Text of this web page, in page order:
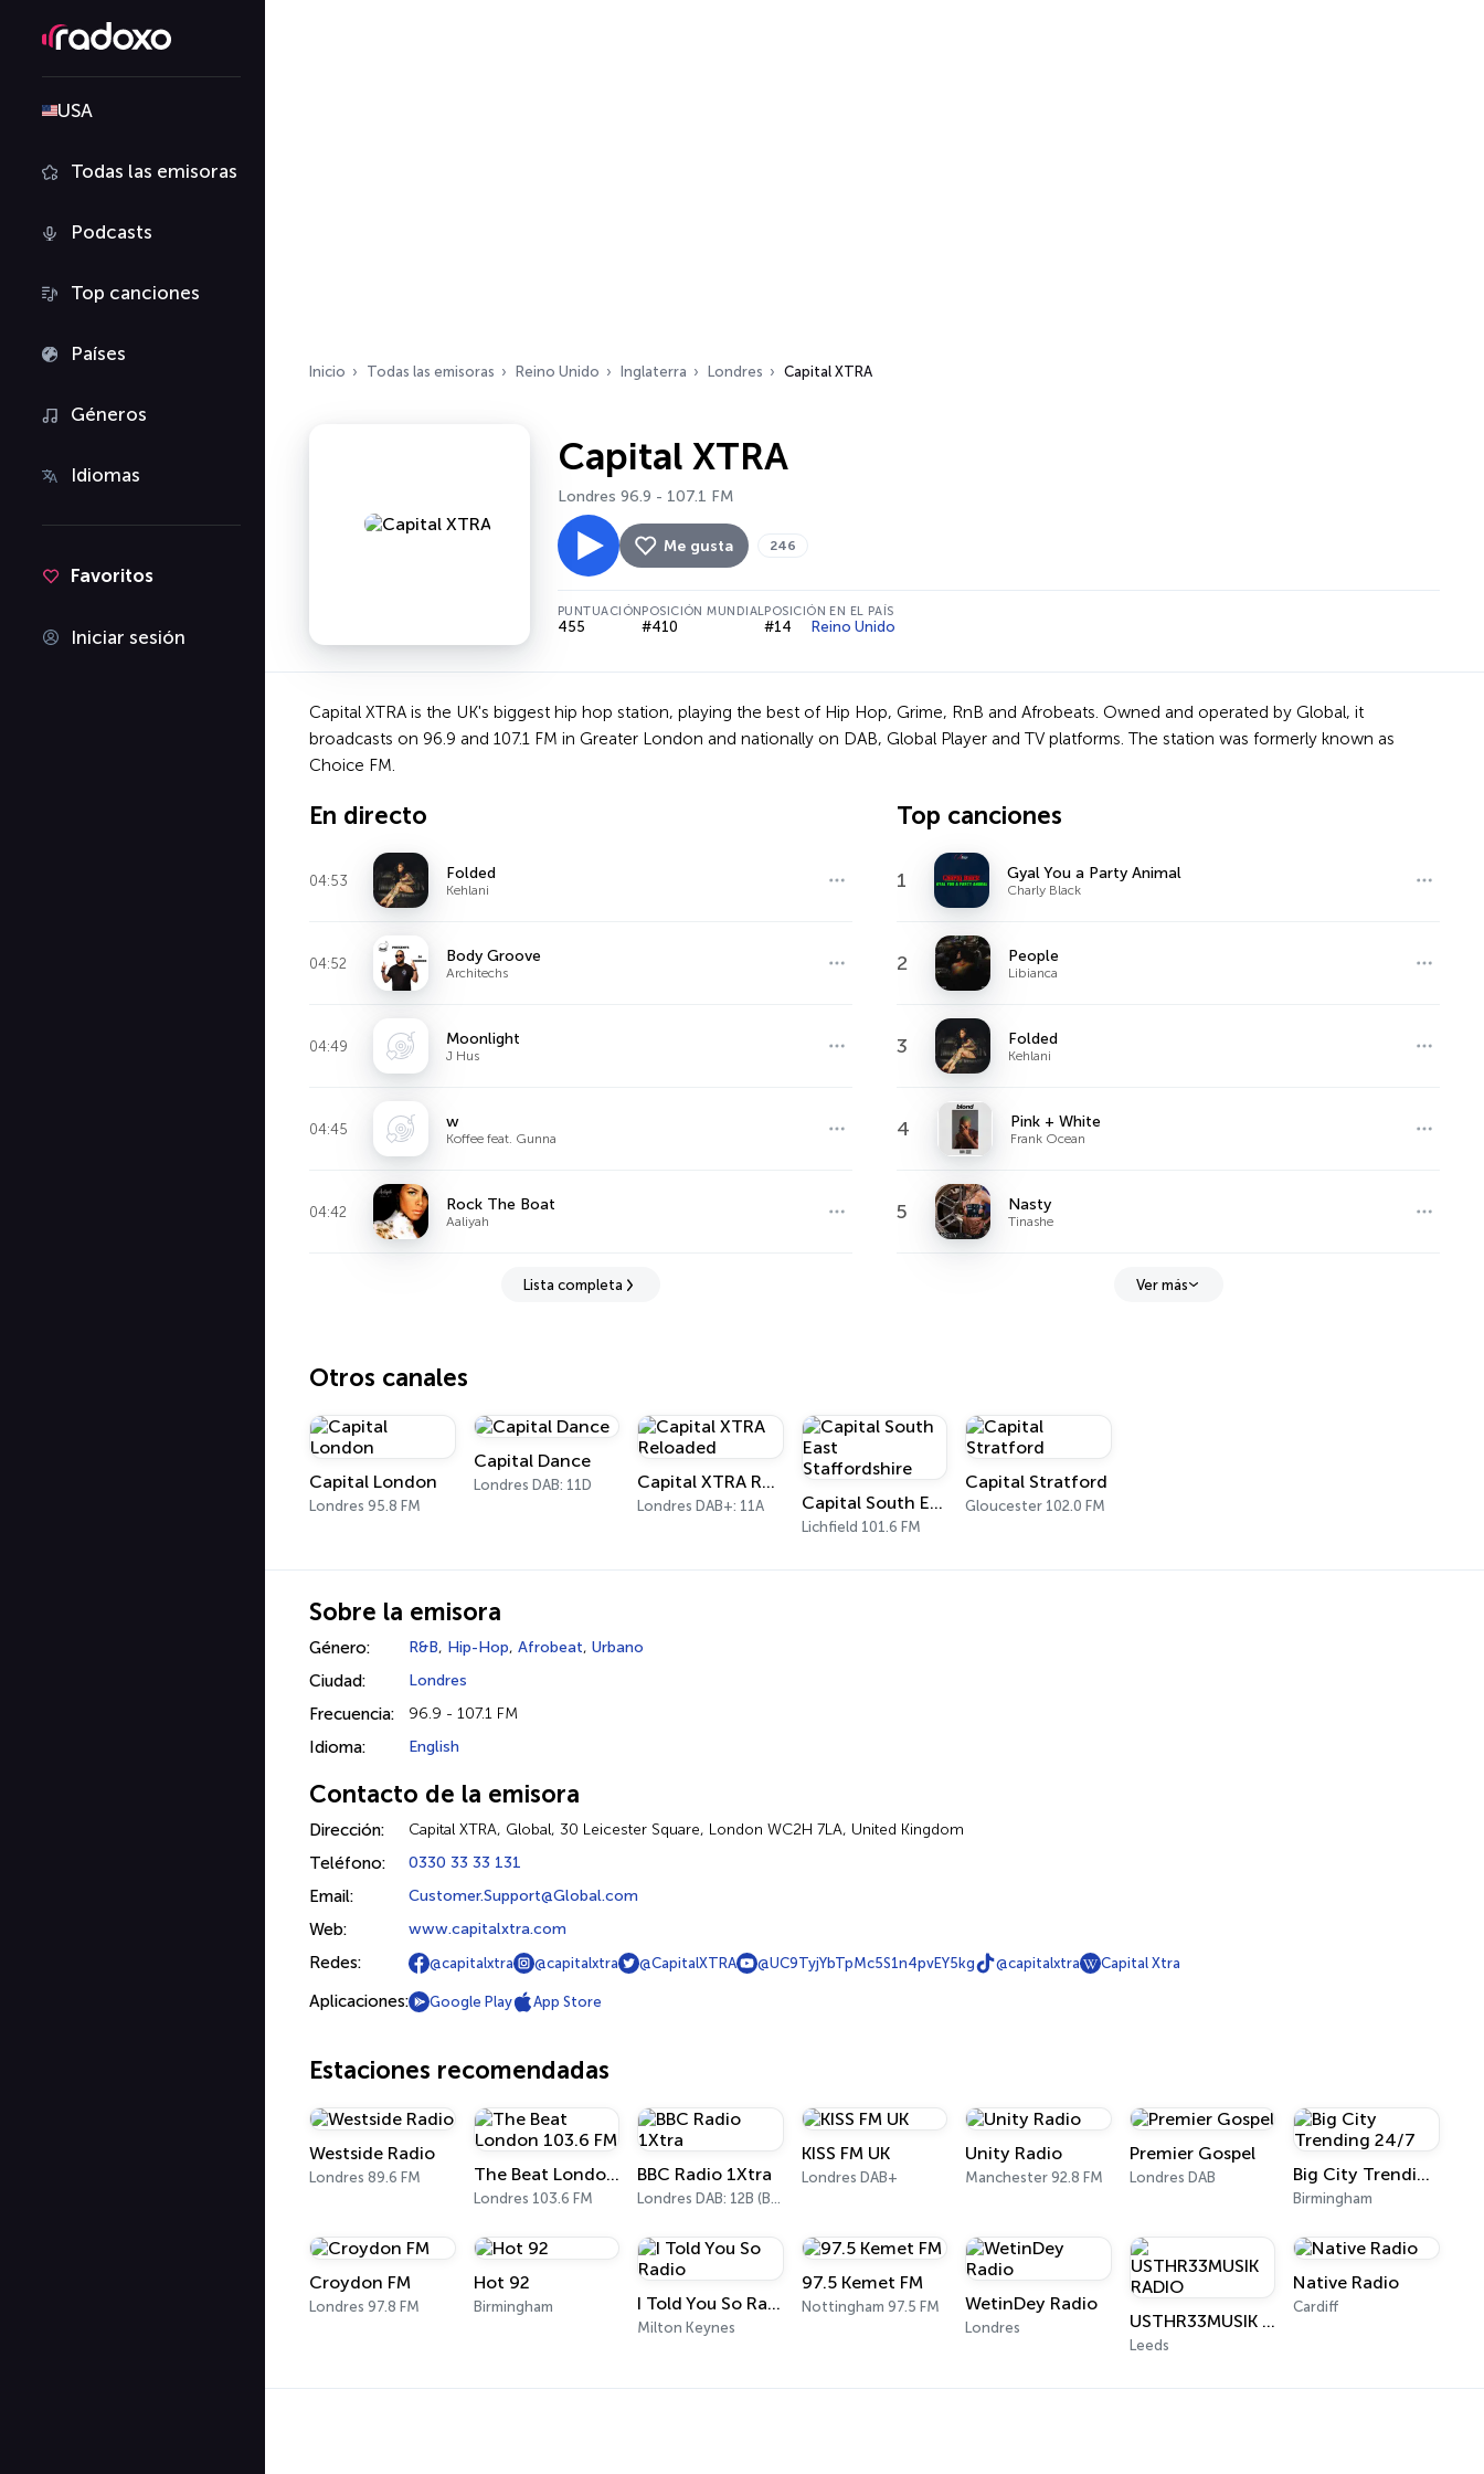
USA
Todas las emisoras
Podcasts
Top canciones
Países
Géneros
Idiomas
Favoritos
Iniciar sesión
Inicio Todas las emisoras Reino Unido Inglaterra Londres Capital XTRA
Capital XTRA
Londres 96.9 - 107.1 FM
Me gusta 246
PUNTUACIÓN
455
POSICIÓN MUNDIAL
#410
POSICIÓN EN EL PAÍS
#14 Reino Unido
Capital XTRA is the UK's biggest hip hop station, playing the best of Hip Hop, Grime, RnB and Afrobeats. Owned and operated by Global, it
broadcasts on 96.9 and 107.1 FM in Greater London and nationally on DAB, Global Player and TV platforms. The station was formerly known as
Choice FM.
En directo
04:53 Folded
Kehlani
04:52 Body Groove
Architechs
04:49 Moonlight
J Hus
04:45 w
Koffee feat. Gunna
04:42 Rock The Boat
Aaliyah
Lista completa
Top canciones
1 Gyal You a Party Animal
Charly Black
2 People
Libianca
3 Folded
Kehlani
4 Pink + White
Frank Ocean
5 Nasty
Tinashe
Ver más
Otros canales
Capital London
Londres 95.8 FM
Capital Dance
Londres DAB: 11D Capital XTRA Reloaded
Londres DAB+: 11A Capital South East Staffordshire
Lichfield 101.6 FM
Capital Stratford
Gloucester 102.0 FM
Sobre la emisora
Género: R&B, Hip-Hop, Afrobeat, Urbano
Ciudad: Londres
Frecuencia: 96.9 - 107.1 FM
Idioma: English
Contacto de la emisora
Dirección: Capital XTRA, Global, 30 Leicester Square, London WC2H 7LA, United Kingdom
Teléfono: 0330 33 33 131
Email: Customer.Support@Global.com
Web: www.capitalxtra.com
Redes: @capitalxtra @capitalxtra @CapitalXTRA @UC9TyjYbTpMc5S1n4pvEY5kg @capitalxtra Capital Xtra
Aplicaciones: Google Play App Store
Estaciones recomendadas
Westside Radio
Londres 89.6 FM The Beat London 103.6 FM
Londres 103.6 FM
BBC Radio 1Xtra
Londres DAB: 12B (BBC National DAB)
KISS FM UK
Londres DAB+
Unity Radio
Manchester 92.8 FM
Premier Gospel
Londres DAB Big City Trending 24/7
Birmingham
Croydon FM
Londres 97.8 FM
Hot 92
Birmingham I Told You So Radio
Milton Keynes
97.5 Kemet FM
Nottingham 97.5 FM WetinDey Radio
Londres USTHR33MUSIK RADIO
Leeds
Native Radio
Cardiff